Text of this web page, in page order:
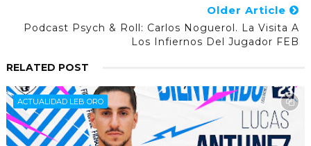
Older Article
Podcast Psych & Roll: Carlos Noguerol. La Visita A
Los Infiernos Del Jugador FEB
RELATED POST
ACTUALIDAD LEB ORO